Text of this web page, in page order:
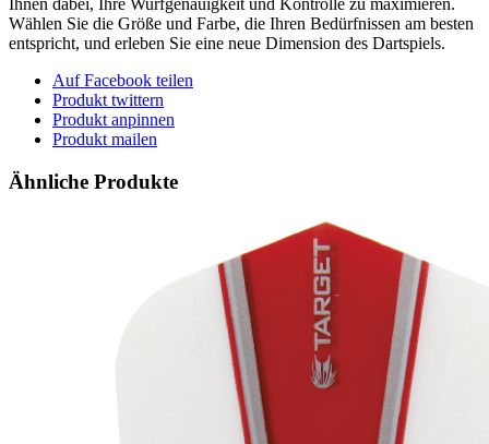
Ihnen dabei, Ihre Wurfgenauigkeit und Kontrolle zu maximieren.
Wählen Sie die Größe und Farbe, die Ihren Bedürfnissen am besten
entspricht, und erleben Sie eine neue Dimension des Dartspiels.
Auf Facebook teilen
Produkt twittern
Produkt anpinnen
Produkt mailen
Ähnliche Produkte